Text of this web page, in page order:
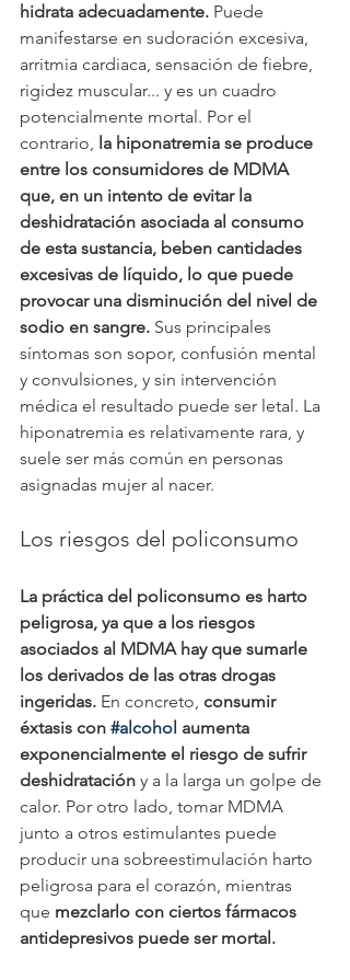
hidrata adecuadamente. Puede
manifestarse en sudoración excesiva,
arritmia cardiaca, sensación de fiebre,
rigidez muscular... y es un cuadro
potencialmente mortal. Por el
contrario, la hiponatremia se produce
entre los consumidores de MDMA
que, en un intento de evitar la
deshidratación asociada al consumo
de esta sustancia, beben cantidades
excesivas de líquido, lo que puede
provocar una disminución del nivel de
sodio en sangre. Sus principales
síntomas son sopor, confusión mental
y convulsiones, y sin intervención
médica el resultado puede ser letal. La
hiponatremia es relativamente rara, y
suele ser más común en personas
asignadas mujer al nacer.
Los riesgos del policonsumo
La práctica del policonsumo es harto
peligrosa, ya que a los riesgos
asociados al MDMA hay que sumarle
los derivados de las otras drogas
ingeridas. En concreto, consumir
éxtasis con #alcohol aumenta
exponencialmente el riesgo de sufrir
deshidratación y a la larga un golpe de
calor. Por otro lado, tomar MDMA
junto a otros estimulantes puede
producir una sobreestimulación harto
peligrosa para el corazón, mientras
que mezclarlo con ciertos fármacos
antidepresivos puede ser mortal.